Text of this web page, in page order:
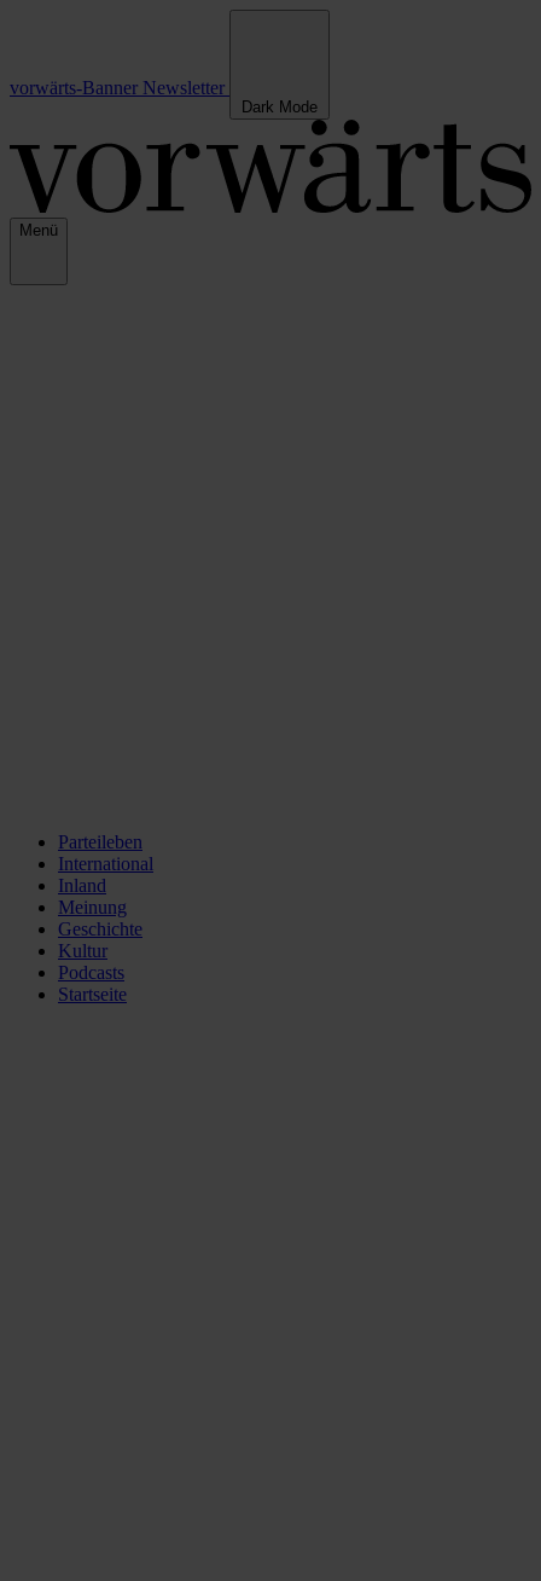
vorwärts-Banner Newsletter
Dark Mode
Menü
Parteileben
International
Inland
Meinung
Geschichte
Kultur
Podcasts
Startseite